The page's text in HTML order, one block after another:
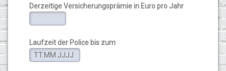
Derzeitige Versicherungsprämie in Euro pro Jahr
Laufzeit der Police bis zum